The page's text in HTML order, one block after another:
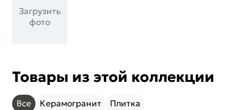
Загрузить
фото
Товары из этой коллекции
Все Керамогранит Плитка